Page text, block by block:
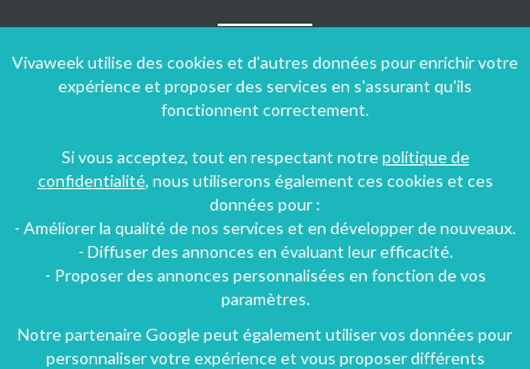
Vivaweek utilise des cookies et d'autres données pour enrichir votre
expérience et proposer des services en s'assurant qu'ils
fonctionnent correctement.
Si vous acceptez, tout en respectant notrepolitique de
confidentialité, nous utiliserons également ces cookies et ces
données pour :
- Améliorer la qualité de nos services et en développer de nouveaux.
- Diffuser des annonces en évaluant leur efficacité.
- Proposer des annonces personnalisées en fonction de vos
paramètres.
Notre partenaire Google peut également utiliser vos données pour
personnaliser votre expérience et vous proposer différents